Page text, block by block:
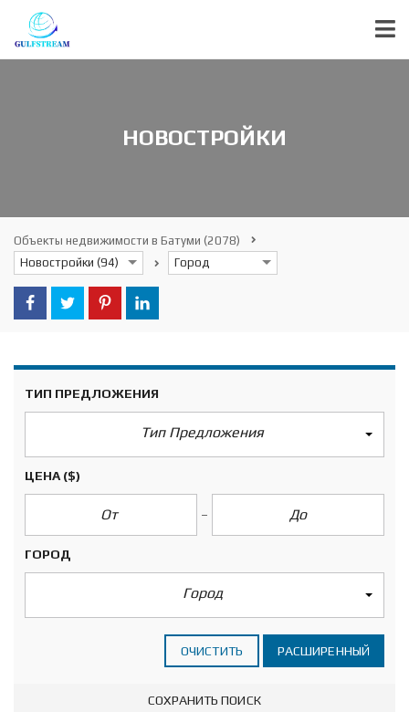
НОВОСТРОЙКИ
Объекты недвижимости в Батуми (2078)
Новостройки (94)
Город
ТИП ПРЕДЛОЖЕНИЯ
Тип Предложения
ЦЕНА ($)
ГОРОД
Город
ОЧИСТИТЬ РАСШИРЕННЫЙ
СОХРАНИТЬ ПОИСК